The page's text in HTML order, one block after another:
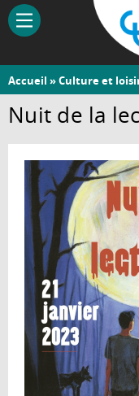
Vous
êtes
ici
Accueil »Culture et
Nuit de la